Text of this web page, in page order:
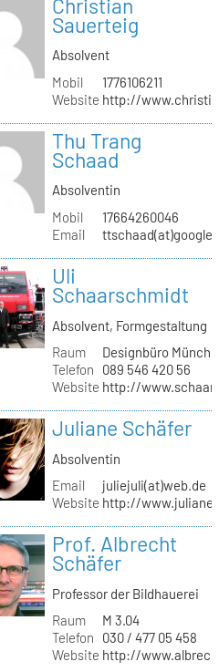
Christian
Sauerteig
Absolvent
Mobil
1776106211
Website http://
Thu Trang
Schaad
Absolventin
Mobil
17664260046
Email
Uli
Schaarschmidt
Absolvent, Formgestaltung
Raum
Designbüro
Telefon
089 546 420 56
Website http://
Juliane Schäfer
Absolventin
Email
juliejuli(at)web.de
Website http://
Prof. Albrecht
Schäfer
Professor der Bildhauerei
Raum
M 3.04
Telefon
030 / 477 05 458
Website http://